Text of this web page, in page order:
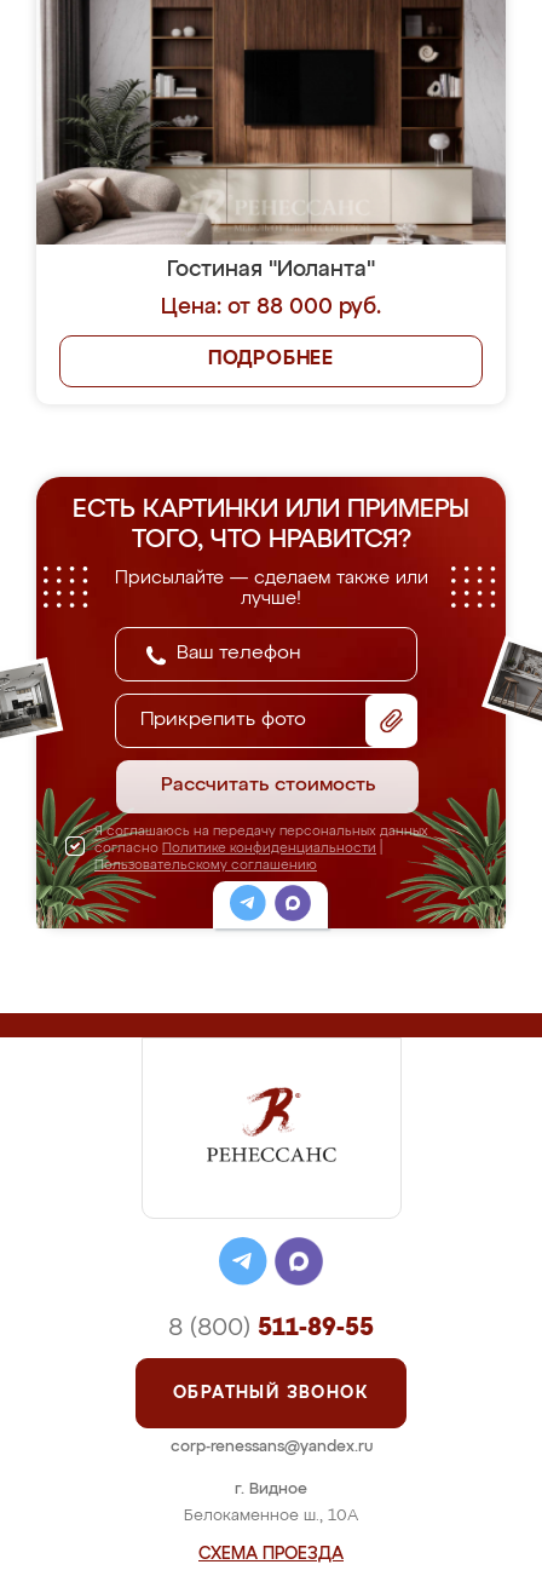
Гостиная "Иоланта"
Цена: от 88 000 руб.
ПОДРОБНЕЕ
ЕСТЬ КАРТИНКИ ИЛИ ПРИМЕРЫ
ТОГО, ЧТО НРАВИТСЯ?
Присылайте — сделаем также или
лучше!
Прикрепить фото
Рассчитать стоимость
Я соглашаюсь на передачу персональных данных
согласно Политике конфиденциальности
Пользовательскому соглашению
г. Видное
Белокаменное ш., 10А
СХЕМА ПРОЕЗДА
8 (800) 511-89-55
ОБРАТНЫЙ ЗВОНОК
corp-renessans@yandex.ru